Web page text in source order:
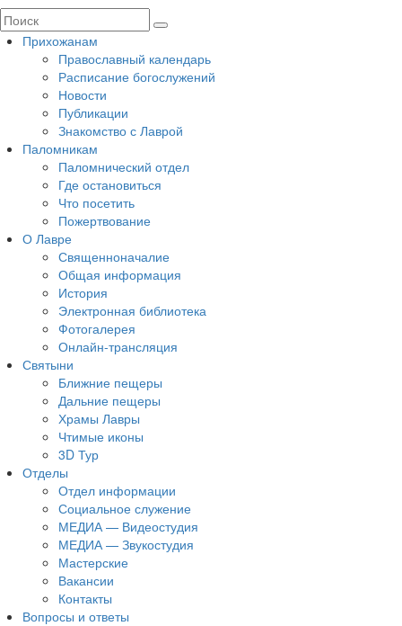
Прихожанам
Православный календарь
Расписание богослужений
Новости
Публикации
Знакомство с Лаврой
Паломникам
Паломнический отдел
Где остановиться
Что посетить
Пожертвование
О Лавре
Священноначалие
Общая информация
История
Электронная библиотека
Фотогалерея
Онлайн-трансляция
Святыни
Ближние пещеры
Дальние пещеры
Храмы Лавры
Чтимые иконы
3D Тур
Отделы
Отдел информации
Социальное служение
МЕДИА — Видеостудия
МЕДИА — Звукостудия
Мастерские
Вакансии
Контакты
Вопросы и ответы